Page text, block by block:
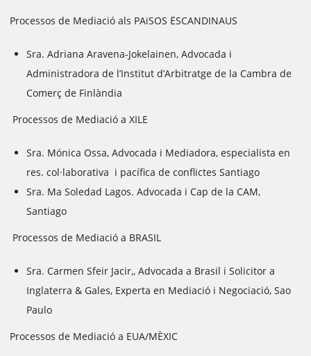
Processos de Mediació als PAïSOS ËSCANDINAUS
Sra. Adriana Aravena-Jokelainen, Advocada i
Administradora de l’Institut d’Arbitratge de la Cambra de
Comerç de Finlàndia
Processos de Mediació a XILE
Sra. Mónica Ossa, Advocada i Mediadora, especialista en
res. col·laborativa i pacífica de conflictes Santiago
Sra. Ma Soledad Lagos. Advocada i Cap de la CAM,
Santiago
Processos de Mediació a BRASIL
Sra. Carmen Sfeir Jacir,, Advocada a Brasil i Solicitor a
Inglaterra & Gales, Experta en Mediació i Negociació, Sao
Paulo
Processos de Mediació a EUA/MÈXIC